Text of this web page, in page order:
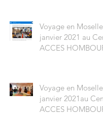
Voyage en Moselle
janvier 2021 au
ACCES
Voyage en Moselle
janvier 2021au
ACCES